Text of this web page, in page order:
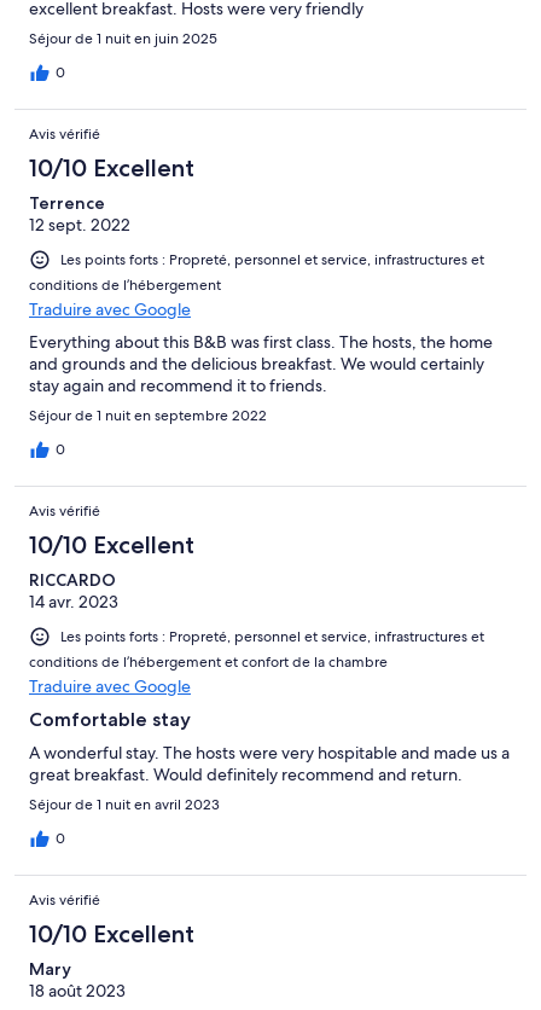
excellent breakfast. Hosts were very friendly
Séjour de 1 nuit en juin 2025
0
Avis vérifié
10/10 Excellent
Terrence
12 sept. 2022
Les points forts : Propreté, personnel et service, infrastructures et
conditions de l’hébergement
Traduire avec Google
Everything about this B&B was first class. The hosts, the home
and grounds and the delicious breakfast. We would certainly
stay again and recommend it to friends.
Séjour de 1 nuit en septembre 2022
0
Avis vérifié
10/10 Excellent
RICCARDO
14 avr. 2023
Les points forts : Propreté, personnel et service, infrastructures et
conditions de l’hébergement et confort de la chambre
Traduire avec Google
Comfortable stay
A wonderful stay. The hosts were very hospitable and made us a
great breakfast. Would definitely recommend and return.
Séjour de 1 nuit en avril 2023
0
Avis vérifié
10/10 Excellent
Mary
18 août 2023